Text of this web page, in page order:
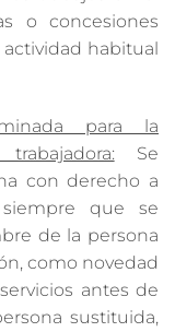
o concesiones
habitual
para la
Se
con derecho a
que se
de la persona
como novedad
antes de
sustituida,